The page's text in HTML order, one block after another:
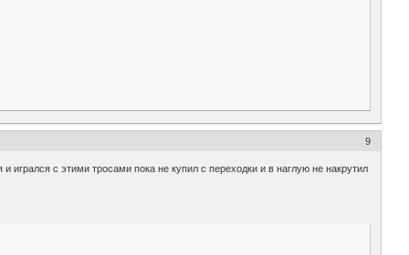
9
игрался с этими тросами пока не купил с переходки и в наглую не накрутил